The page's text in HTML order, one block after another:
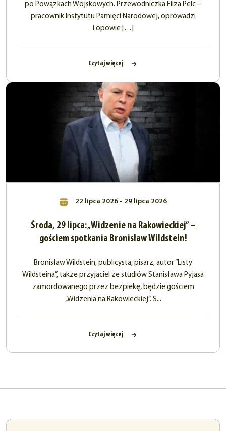
po Powązkach Wojskowych. Przewodniczka Eliza Pelc –
pracownik Instytutu Pamięci Narodowej, oprowadzi
i opowie […]
Czytaj więcej
22 lipca 2026 - 29 lipca 2026
Środa, 29 lipca: „Widzenie na Rakowieckiej” –
gościem spotkania Bronisław Wildstein!
Bronisław Wildstein, publicysta, pisarz, autor “Listy
Wildsteina”, także przyjaciel ze studiów Stanisława Pyjasa
zamordowanego przez bezpiekę, będzie gościem
„Widzenia na Rakowieckiej”. S...
Czytaj więcej